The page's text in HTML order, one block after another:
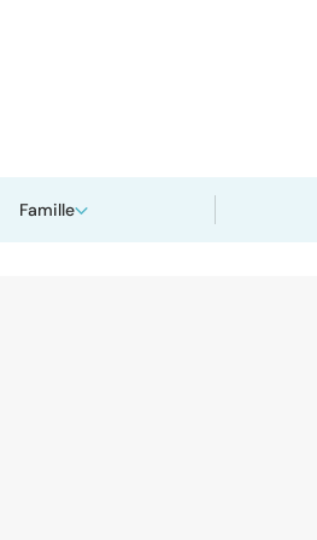
Famille